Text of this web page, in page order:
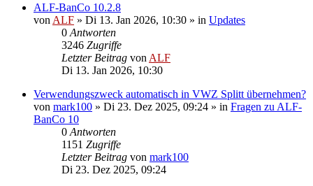
ALF-BanCo 10.2.8
von ALF » Di 13. Jan 2026, 10:30 » in Updates
0 Antworten
3246 Zugriffe
Letzter Beitrag von ALF
Di 13. Jan 2026, 10:30
Verwendungszweck automatisch in VWZ Splitt übernehmen?
von mark100 » Di 23. Dez 2025, 09:24 » in Fragen zu ALF-
BanCo 10
0 Antworten
1151 Zugriffe
Letzter Beitrag von mark100
Di 23. Dez 2025, 09:24